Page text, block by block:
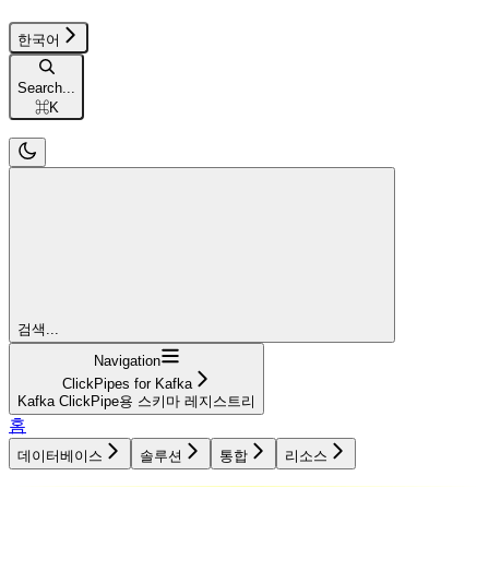
한국어
Search...
⌘K
검색...
Navigation
ClickPipes for Kafka
Kafka ClickPipe용 스키마 레지스트리
홈
데이터베이스 솔루션 통합 리소스